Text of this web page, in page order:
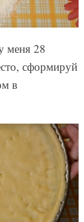
меня 28
сформируй
в